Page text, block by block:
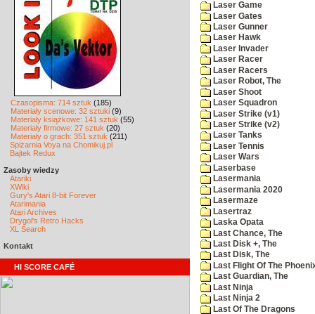
Czasopisma: 714 sztuk (185)
Materiały scenowe: 32 sztuki (9)
Materiały książkowe: 141 sztuk (55)
Materiały firmowe: 27 sztuk (20)
Materiały o grach: 351 sztuk (211)
Spiżarnia Voya na Chomikuj.pl
Bajtek Redux
Zasoby wiedzy
Atariki
XWiki
Gury's Atari 8-bit Forever
Atarimania
Atari Archives
Drygol's Retro Hacks
XL Search
Kontakt
HI SCORE CAFÉ
Laser Game
Laser Gates
Laser Gunner
Laser Hawk
Laser Invader
Laser Racer
Laser Racers
Laser Robot, The
Laser Shoot
Laser Squadron
Laser Strike (v1)
Laser Strike (v2)
Laser Tanks
Laser Tennis
Laser Wars
Laserbase
Lasermania
Lasermania 2020
Lasermaze
Lasertraz
Laska Opata
Last Chance, The
Last Disk +, The
Last Disk, The
Last Flight Of The
Last Guardian, The
Last Ninja
Last Ninja 2
Last Of The Dragons